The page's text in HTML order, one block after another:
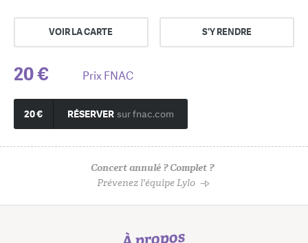
VOIR LA CARTE S'Y RENDRE
20 € Prix FNAC
20 € RÉSERVER sur fnac.com
Concert annulé ? Complet ?
Prévenez l'équipe Lylo